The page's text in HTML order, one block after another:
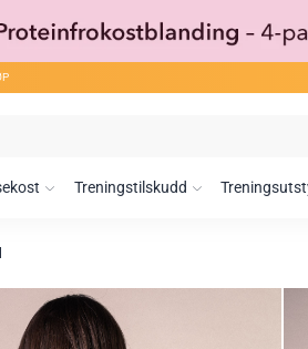
Treningstilskudd